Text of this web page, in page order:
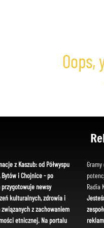
z Kaszub: od Półwyspu
Bytów i Chojnice - po
newsy
kulturalnych, zdrowia i
z zachowaniem
etnicznej. Na portalu
Gramy
Radia